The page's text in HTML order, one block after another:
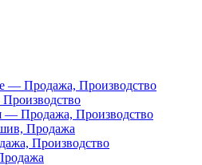
— Продажа, Производство
— Продажа, Производство
Продажа
Производство